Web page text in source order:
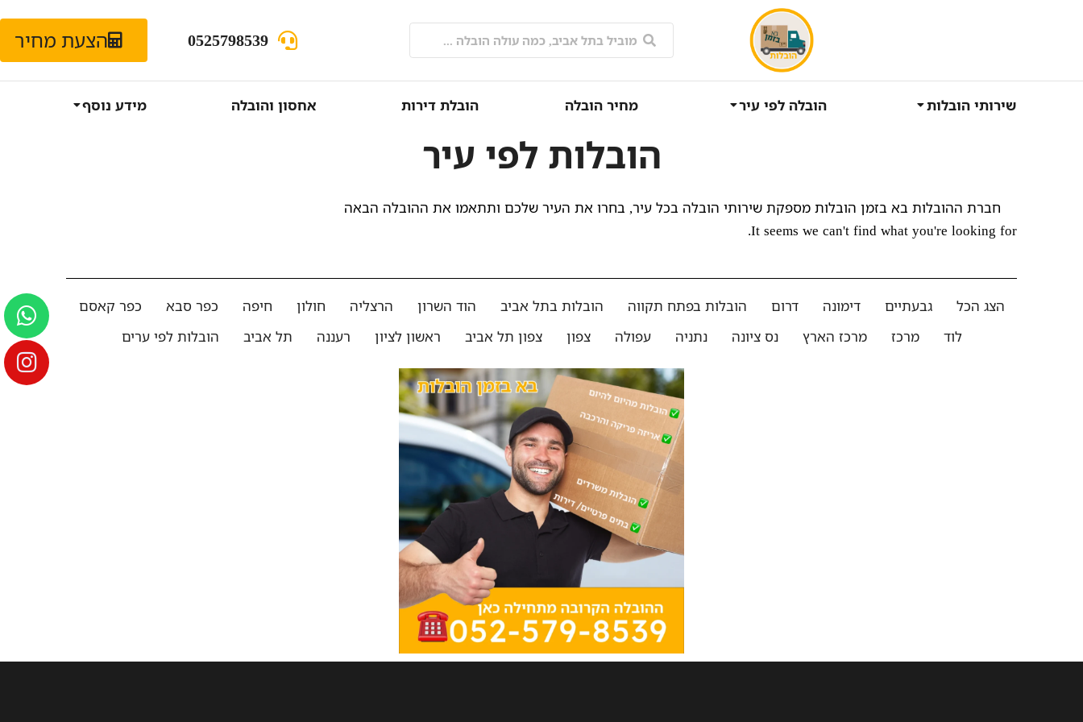
0525798539 הצעת מחיר
שירותי הובלות הובלה לפי עיר מחיר הובלה הובלת דירות אחסון והובלה מידע נוסף
הובלות לפי עיר
חברת ההובלות בא בזמן הובלות מספקת שירותי הובלה בכל עיר, בחרו את העיר שלכם ותתאמו את ההובלה הבאה
It seems we can't find what you're looking for.
הצג הכל גבעתיים דימונה דרום הובלות בפתח תקווה הובלות בתל אביב הוד השרון הרצליה חולון חיפה כפר סבא
כפר קאסם
לוד
מרכז מרכז הארץ נס ציונה נתניה עפולה צפון צפון תל אביב ראשון לציון רעננה תל אביב הובלות לפי ערים